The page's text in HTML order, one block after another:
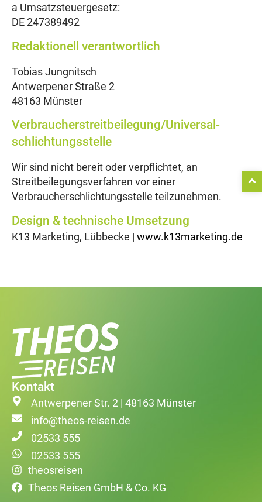
a Umsatzsteuergesetz:
DE 247389492
Redaktionell verantwortlich
Tobias Jungnitsch
Antwerpener Straße 2
48163 Münster
Verbraucher­streit­beilegung/Universal­
schlichtungs­stelle
Wir sind nicht bereit oder verpflichtet, an
Streitbeilegungsverfahren vor einer
Verbraucherschlichtungsstelle teilzunehmen.
Design & technische Umsetzung
K13 Marketing, Lübbecke | www.k13marketing.de
Kontakt
Antwerpener Str. 2 | 48163 Münster
info@theos-reisen.de
02533 555
02533 555
theosreisen
Theos Reisen GmbH & Co. KG